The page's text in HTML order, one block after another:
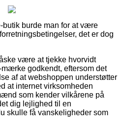
butik burde man for at være
det er dog
være at tjekke hvorvidt
godkendt, eftersom det
af at webshoppen understøtter
at internet virksomheden
som kender vilkårene på
dig lejlighed til en
skulle få vanskeligheder som